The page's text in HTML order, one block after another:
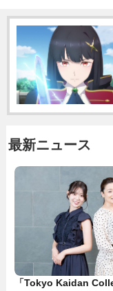
最新ニュース
「Tokyo Kaidan